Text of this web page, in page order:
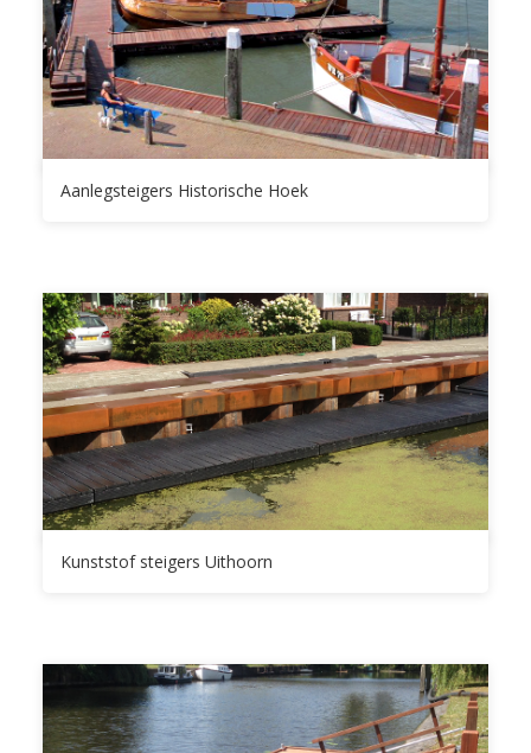
Aanlegsteigers Historische Hoek
Kunststof steigers Uithoorn